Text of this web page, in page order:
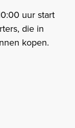
uur start
die in
kopen.